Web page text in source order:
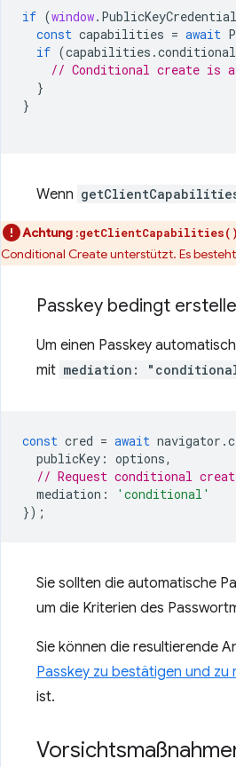
if (window. PublicKeyCredential
const capabilities = await
if (capabilities .
// Conditional create is
}
}
Wenn
Achtung :getClientCapabilities()
Conditional Create unterstützt. Es
Passkey bedingt
Um einen Passkey
mit mediation:
const cred = await navigator .
publicKey : options,
// Request conditional
mediation :
'conditional'
});
Sie sollten die automatische
um die Kriterien des
Sie können die resultierende
Passkey zu bestätigen und zu
ist.